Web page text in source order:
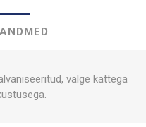
valge kattega